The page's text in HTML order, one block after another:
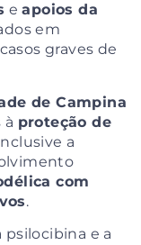
eapoios da
em
graves de
de Campina
à proteção de
a
com
.
psilocibina e a